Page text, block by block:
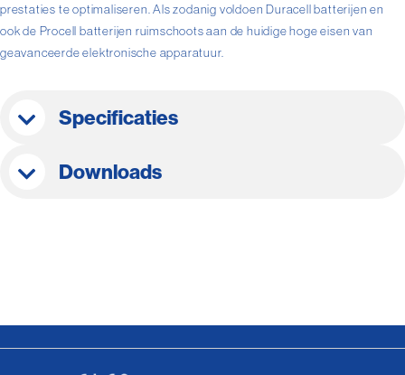
prestaties te optimaliseren. Als zodanig voldoen Duracell batterijen en
ook de Procell batterijen ruimschoots aan de huidige hoge eisen van
geavanceerde elektronische apparatuur.
Specificaties
Downloads